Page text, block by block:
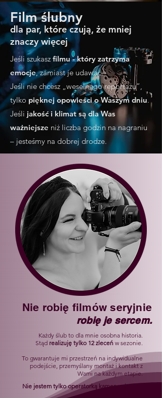
Film ślubny
dla par, które czują, że mniej
znaczy więcej
Jeśli szukasz filmu - który zatrzyma
emocje, zamiast je udawać.
Jeśli nie chcesz „weselnego reportażu”,
tylko pięknej opowieści o Waszym dniu.
Jeśli jakość i klimat są dla Was
ważniejsze niż liczba godzin na nagraniu
– jesteśmy na dobrej drodze.
Nie robię filmów seryjnie
robię je sercem.
Każdy ślub to dla mnie osobna historia.
Stąd realizuję tylko 12 zleceń w sezonie.
To gwarantuje mi przestrzeń na indywidualne
podejście, przemyślany montaż i kontakt z
Wami na każdym etapie.
Nie jestem tylko operatorką kamery – jestem
obserwatorką emocji.